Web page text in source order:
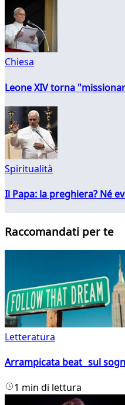
Chiesa
Leone XIV torna
Spiritualità
Il Papa: la preghiera? Né
Raccomandati per te
Letteratura
Arrampicata beat sul
1 min di lettura